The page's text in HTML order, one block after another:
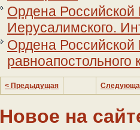
Ордена
Иерусалимского.
Ордена
< Предыдущая
Новое на